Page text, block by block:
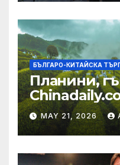
БЪЛГАРО-КИТАЙСКА
Планини,
MAY 21, 2026